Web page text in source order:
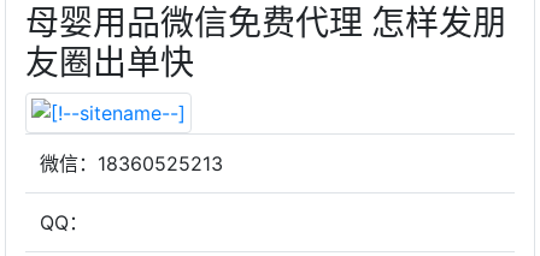
母婴用品微信免费代理 怎样发朋
友圈出单快
微信：18360525213
QQ：